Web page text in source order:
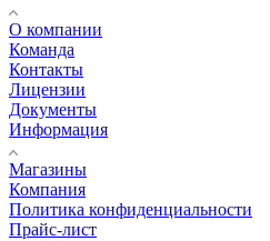
О компании
Команда
Контакты
Лицензии
Документы
Информация
Магазины
Компания
Политика конфиденциальности
Прайс-лист